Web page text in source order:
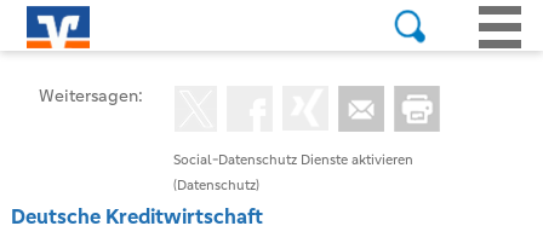
Social-Datenschutz Dienste aktivieren
(Datenschutz)
Weitersagen:
Deutsche Kreditwirtschaft